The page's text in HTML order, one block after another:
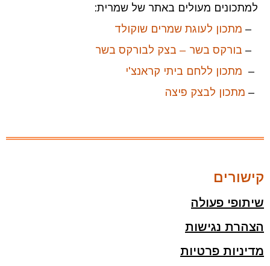
למתכונים מעולים באתר של שמרית:
– מתכון לעוגת שמרים שוקולד
– בורקס בשר – בצק לבורקס בשר
– מתכון ללחם ביתי קראנצ'י
– מתכון לבצק פיצה
קישורים
שיתופי פעולה
הצהרת נגישות
מדיניות פרטיות